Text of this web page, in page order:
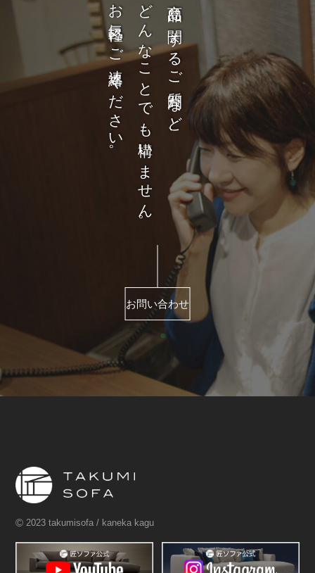
商品に関するご質問など、
どんなことでも構いません。
お気軽にご連絡ください。
お問い合わせ
© 2023 takumisofa / kaneka kagu